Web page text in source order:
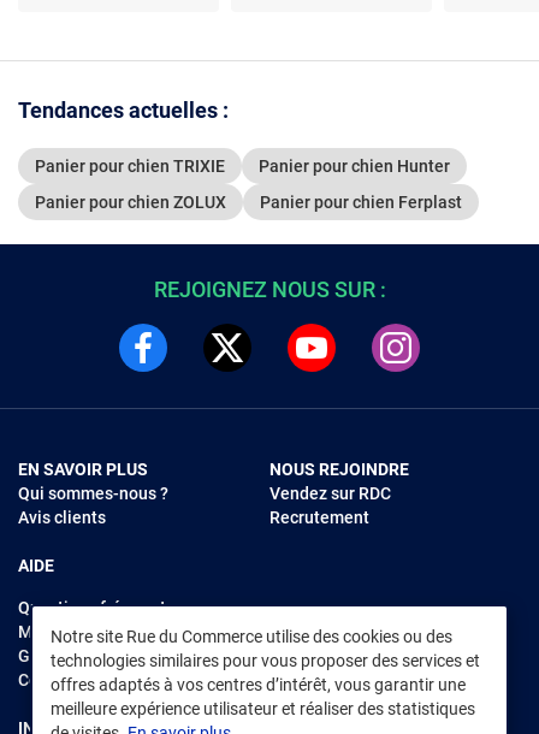
Tendances actuelles :
Panier pour chien TRIXIE
Panier pour chien Hunter
Panier pour chien ZOLUX
Panier pour chien Ferplast
Notre site Rue du Commerce utilise des cookies ou des
technologies similaires pour vous proposer des services et
offres adaptés à vos centres d’intérêt, vous garantir une
meilleure expérience utilisateur et réaliser des statistiques
REJOIGNEZ NOUS SUR :
EN SAVOIR PLUS
Qui sommes-nous ?
Avis clients
AIDE
Questions fréquentes
Modes de règlements
Garantie et retours
Contacter Rue du Commerce
NOUS REJOINDRE
Vendez sur RDC
Recrutement
INFORMATIONS LÉGALES